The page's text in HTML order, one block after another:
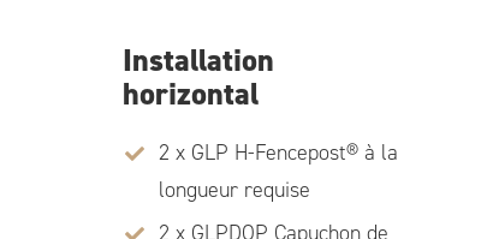
Installation
horizontal
2 x GLP H-Fencepost® à la
longueur requise
2 x GLPDOP Capuchon de